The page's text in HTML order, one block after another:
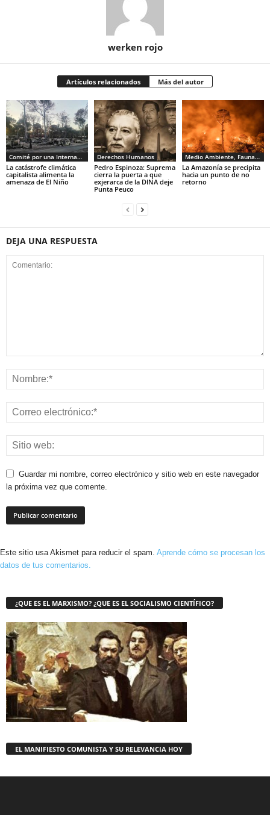
werken rojo
Artículos relacionados Más del autor
Comité por una Internacional de los Trabajadores - CIT
La catástrofe climática
capitalista alimenta la
amenaza de El Niño
Derechos Humanos
Pedro Espinoza: Suprema
cierra la puerta a que
exjerarca de la DINA deje
Punta Peuco
Medio Ambiente, Fauna y Sociedad
La Amazonía se precipita
hacia un punto de no
retorno
DEJA UNA RESPUESTA
Guardar mi nombre, correo electrónico y sitio web en este navegador
la próxima vez que comente.
Este sitio usa Akismet para reducir el spam. Aprende cómo se procesan los
datos de tus comentarios.
¿QUE ES EL MARXISMO? ¿QUE ES EL SOCIALISMO CIENTÍFICO?
EL MANIFIESTO COMUNISTA Y SU RELEVANCIA HOY